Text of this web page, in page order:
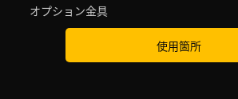
オプション金具
使用箇所